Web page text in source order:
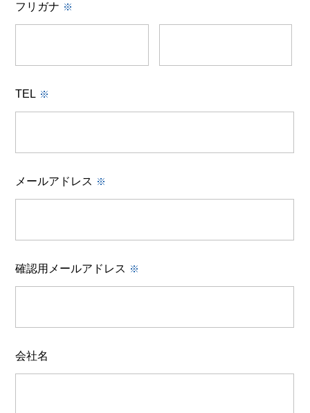
フリガナ ※
TEL ※
メールアドレス ※
確認用メールアドレス ※
会社名